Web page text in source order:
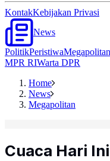
KontakKebijakan Privasi
News
PolitikPeristiwaMegapolitan
MPR RIWarta DPR
Home
News
Megapolitan
Cuaca Hari